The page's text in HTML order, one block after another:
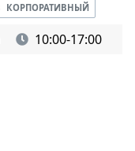
КОРПОРАТИВНЫЙ
10:00-17:00